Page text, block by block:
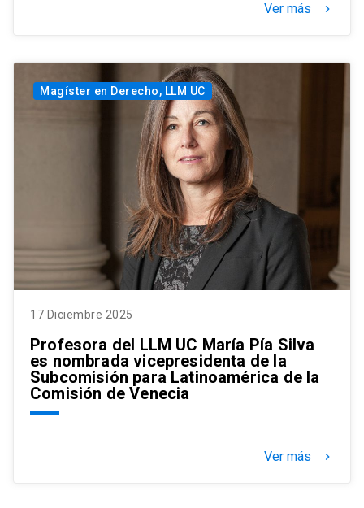
Ver más keyboard_arrow_right
Magíster en Derecho, LLM UC
17 Diciembre 2025
Profesora del LLM UC María Pía Silva
es nombrada vicepresidenta de la
Subcomisión para Latinoamérica de la
Comisión de Venecia
Ver más keyboard_arrow_right